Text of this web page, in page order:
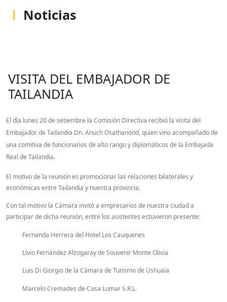
Noticias
VISITA DEL EMBAJADOR DE
TAILANDIA
El día lunes 20 de setiembre la Comisión Directiva recibió la visita del
Embajador de Tailandia Dn. Anuch Osathanond, quien vino acompañado de
una comitiva de funcionarios de alto rango y diplomáticos de la Embajada
Real de Tailandia.
El motivo de la reunión es promocionar las relaciones bilaterales y
económicas entre Tailandia y nuestra provincia.
Con tal motivo la Cámara invitó a empresarios de nuestra ciudad a
participar de dicha reunión, entre los asistentes estuvieron presente:
Fernanda Herrera del Hotel Los Cauquenes
Livio Fernández Alzogaray de Souvenir Monte Olivia
Luis Di Giorgio de la Cámara de Turismo de Ushuaia
Marcelo Cremades de Casa Lumar S.R.L.